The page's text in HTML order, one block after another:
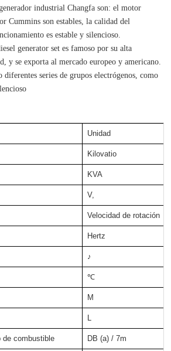
industrial Changfa son: el motor
Cummins son estables, la calidad del
es estable y silencioso.
generator set es famoso por su alta
y se exporta al mercado europeo y americano.
diferentes series de grupos electrógenos, como
Unidad
Kilovatio
KVA
V,
Velocidad de rotación
Hertz
♪
℃
M
L
de combustible DB (a) / 7m